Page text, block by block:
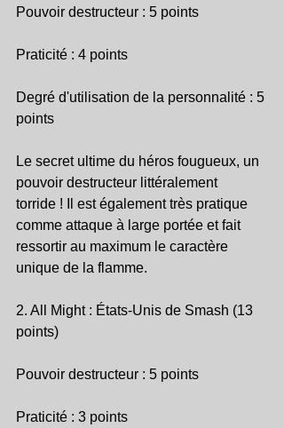
Pouvoir destructeur : 5 points
Praticité : 4 points
Degré d'utilisation de la personnalité : 5
points
Le secret ultime du héros fougueux, un
pouvoir destructeur littéralement
torride ! Il est également très pratique
comme attaque à large portée et fait
ressortir au maximum le caractère
unique de la flamme.
2. All Might : États-Unis de Smash (13
points)
Pouvoir destructeur : 5 points
Praticité : 3 points